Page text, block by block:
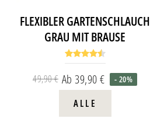
FLEXIBLER GARTENSCHLAUCH
GRAU MIT BRAUSE
Normaler
Preis
49,90 € Sonderpreis
Ab 39,90 € - 20%
ALLE